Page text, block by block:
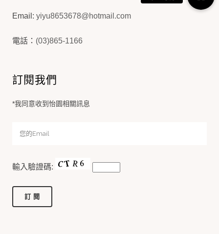
Email: yiyu8653678@hotmail.com
電話： (03)865-1166
訂閱我們
*我同意收到怡園相關訊息
輸入驗證碼: